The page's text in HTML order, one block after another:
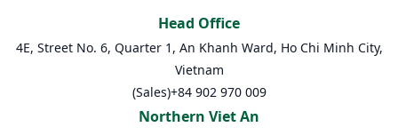
Head Office
4E, Street No. 6, Quarter 1, An Khanh Ward, Ho Chi Minh City,
Vietnam
(Sales)+84 902 970 009
Northern Viet An